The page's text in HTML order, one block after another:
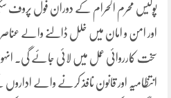
پولیس محرم الحرام کے دوران فول پروف
اور امن و امان میں خلل ڈالنے والے
سخت کارروائی عمل میں لائی جائے گی۔
انتظامیہ اور قانون نافذ کرنے والے